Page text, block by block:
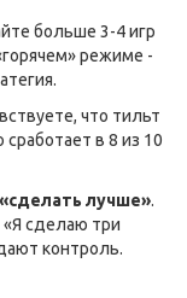
больше 3-4 игр
режиме -
что тильт
в 8 из 10
лучше».
«Я сделаю три
контроль.